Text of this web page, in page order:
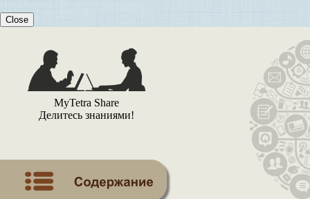
Close
MyTetra Share
Делитесь знаниями!